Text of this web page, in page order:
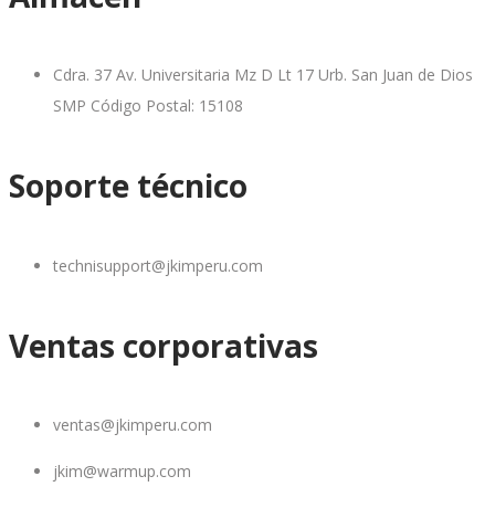
Cdra. 37 Av. Universitaria Mz D Lt 17 Urb. San Juan de Dios
SMP Código Postal: 15108
Soporte técnico
technisupport@jkimperu.com
Ventas corporativas
ventas@jkimperu.com
jkim@warmup.com